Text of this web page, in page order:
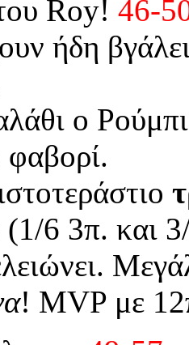
Roy! 46-
ήδη
ο
φαβορί.
(1/6 3π. και
! MVP με